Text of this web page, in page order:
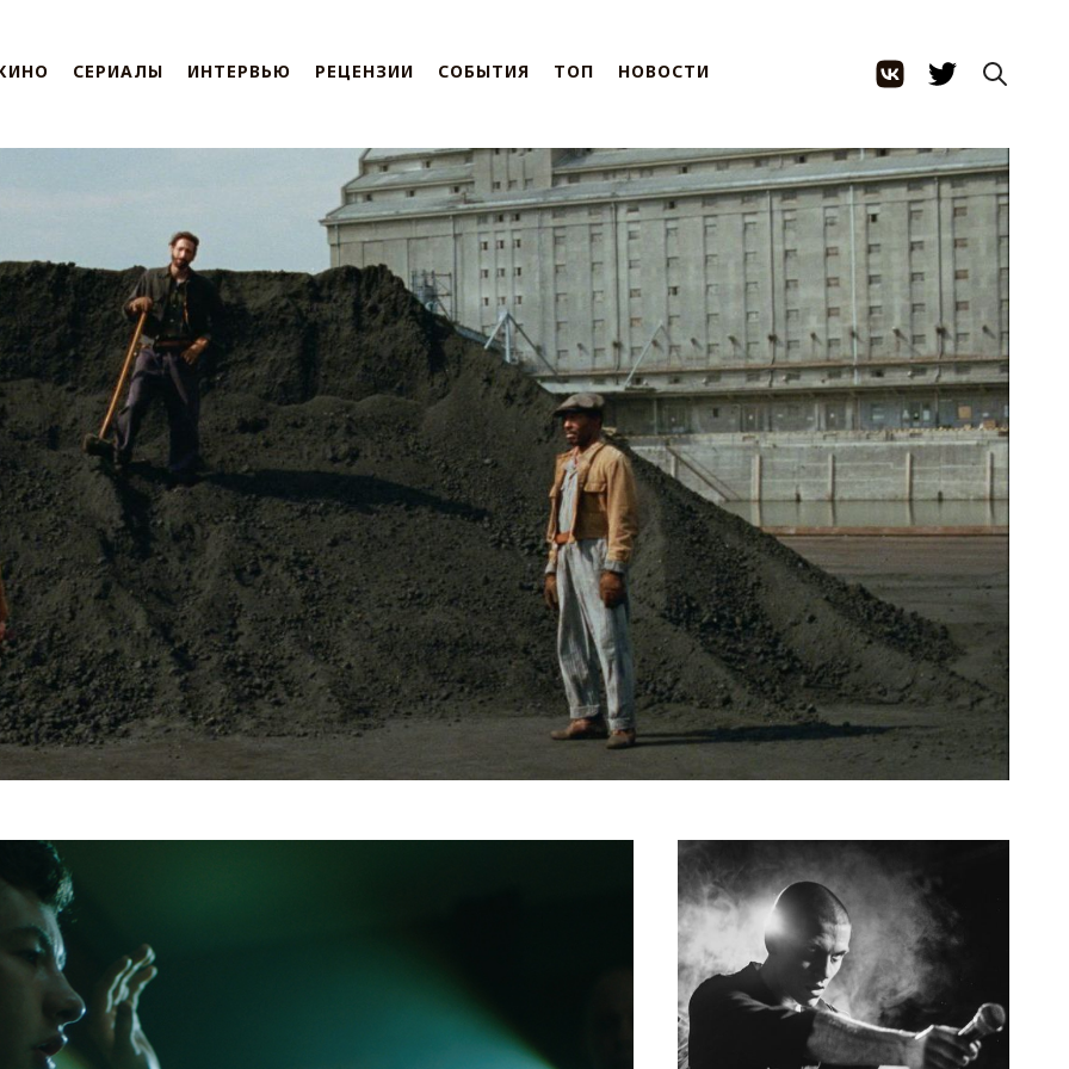
СЕРИАЛЫ ИНТЕРВЬЮ РЕЦЕНЗИИ СОБЫТИЯ ТОП НОВОСТИ